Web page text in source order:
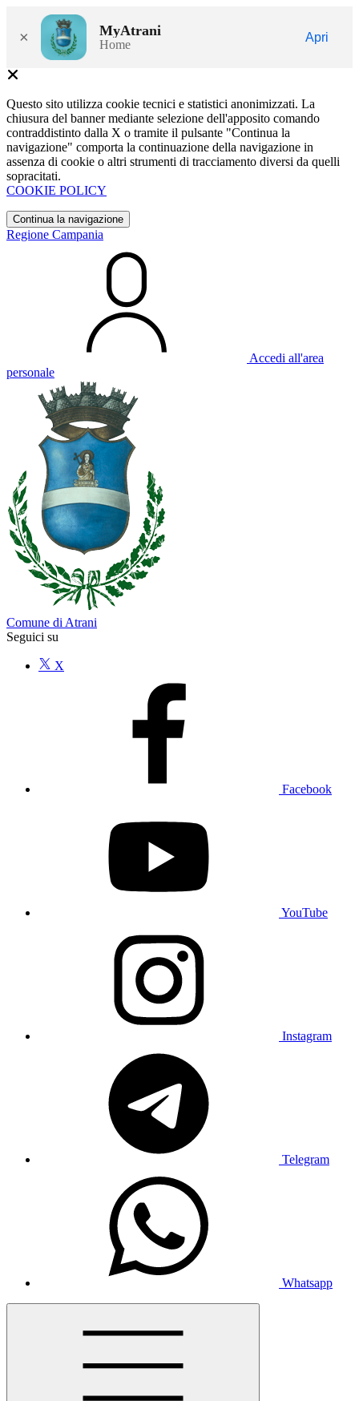
× MyAtrani
Home
Apri
Questo sito utilizza cookie tecnici e statistici anonimizzati. La
chiusura del banner mediante selezione dell'apposito comando
contraddistinto dalla X o tramite il pulsante "Continua la
navigazione" comporta la continuazione della navigazione in
assenza di cookie o altri strumenti di tracciamento diversi da quelli
sopracitati.
COOKIE POLICY
Continua la navigazione
Regione Campania
Accedi all'area
personale
Comune di Atrani
Seguici su
X
Facebook
YouTube
Instagram
Telegram
Whatsapp